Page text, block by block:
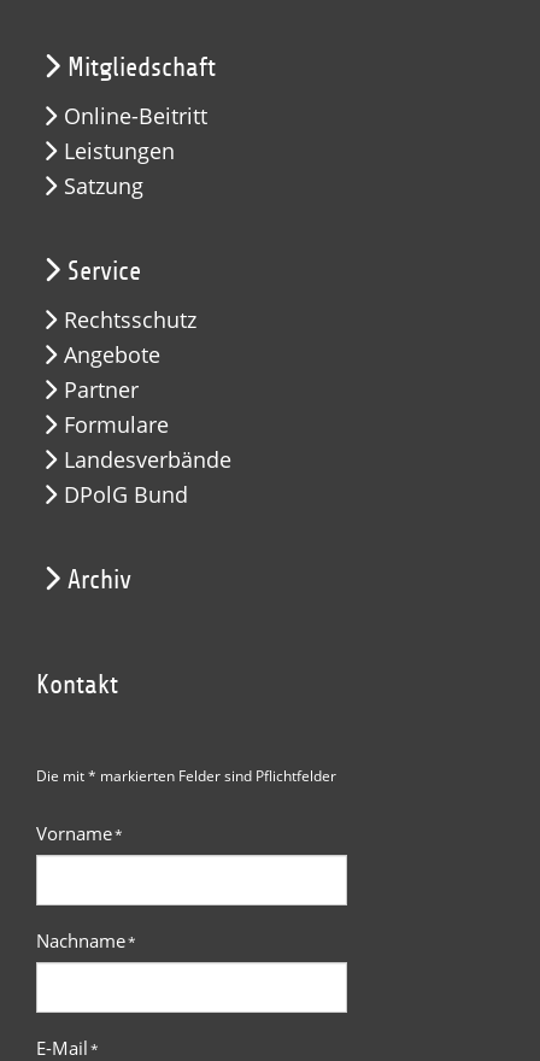
Mitgliedschaft
Online-Beitritt
Leistungen
Satzung
Service
Rechtsschutz
Angebote
Partner
Formulare
Landesverbände
DPolG Bund
Archiv
Kontakt
Die mit * markierten Felder sind Pflichtfelder
Vorname*
Nachname*
E-Mail*